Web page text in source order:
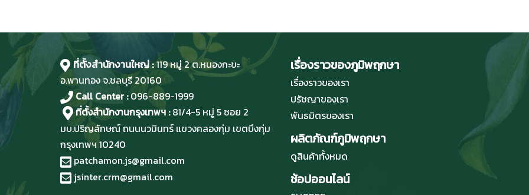
ที่ตั้งสำนักงานใหญ่ :119 หมู่ 2 ต.หนองกะขะ
อ.พานทอง จ.ชลบุรี20160
Call Center :096-889-1999
ที่ตั้งสำนักงานกรุงเทพฯ : 81/4-5 หมู่ 5 ซอย 2
มบ.ปริญลักษณ์ ถนนนวมินทร์ แขวงคลองกุ่ม เขตบึงกุ่ม
กรุงเทพฯ 10240
patchamon.js@gmail.com
jsinter.crm@gmail.com
เรื่องราวของภูมิพฤกษา
เรื่องราวของเรา
ปรัชญาของเรา
พันธมิตรของเรา
ผลิตภัณฑ์ภูมิพฤกษา
ดูสินค้าทั้งหมด
ช้อปออนไลน์